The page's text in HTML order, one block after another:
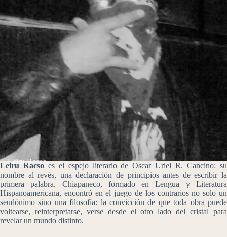
Leiru Racso
Leiru Racsoes el espejo literario de Oscar Uriel R. Cancino: su
nombre al revés, una declaración de principios antes de escribir la
primera palabra. Chiapaneco, formado en Lengua y Literatura
Hispanoamericana, encontró en el juego de los contrarios no solo un
seudónimo sino una filosofía: la convicción de que toda obra puede
voltearse, reinterpretarse, verse desde el otro lado del cristal para
revelar un mundo distinto.